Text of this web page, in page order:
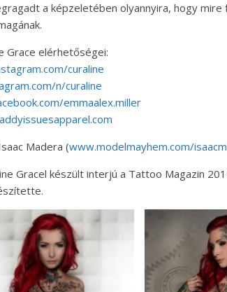
a képzeletében olyannyira, hogy
Grace elérhetőségei:
curaline
n/curaline
emmaalex.miller
Madera (www.modelmayhem.com/
Gracel készült interjú a Tattoo Magazin